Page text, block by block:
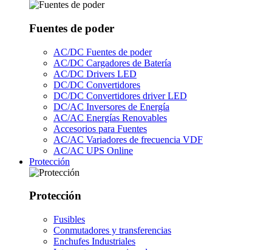
Fuentes de poder
AC/DC Fuentes de poder
AC/DC Cargadores de Batería
AC/DC Drivers LED
DC/DC Convertidores
DC/DC Convertidores driver LED
DC/AC Inversores de Energía
AC/AC Energías Renovables
Accesorios para Fuentes
AC/AC Variadores de frecuencia VDF
AC/AC UPS Online
Protección
Protección
Fusibles
Conmutadores y transferencias
Enchufes Industriales